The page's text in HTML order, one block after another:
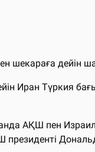
шекараға дейін
Иран Түркия
АҚШ пен
президенті